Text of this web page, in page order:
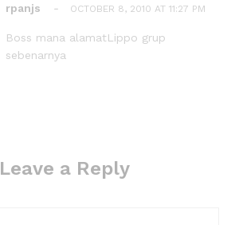
rpanjs - OCTOBER 8, 2010 AT 11:27 PM
Boss mana alamatLippo grup
sebenarnya
Leave a Reply